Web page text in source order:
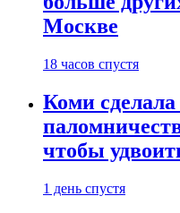
Москве
18 часов спустя
Коми сделала
чтобы
1 день спустя